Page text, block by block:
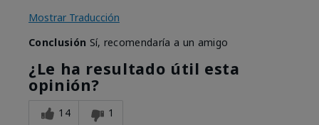
Mostrar Traducción
Conclusión Sí, recomendaría a un amigo
¿Le ha resultado útil esta
opinión?
14 1